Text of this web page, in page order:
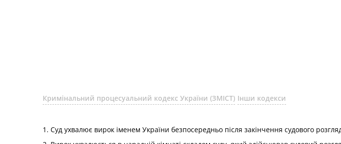
Кримінальний процесуальний кодекс України (ЗМІСТ) Інши кодекси
1. Суд ухвалює вирок іменем України безпосередньо після закінчення судового